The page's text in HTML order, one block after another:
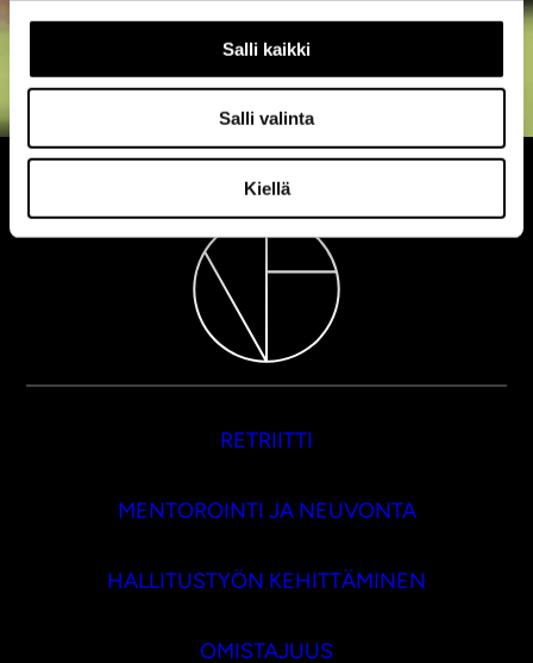
Salli kaikki
Salli valinta
Kiellä
RETRIITTI
MENTOROINTI JA NEUVONTA
HALLITUSTYÖN KEHITTÄMINEN
OMISTAJUUS